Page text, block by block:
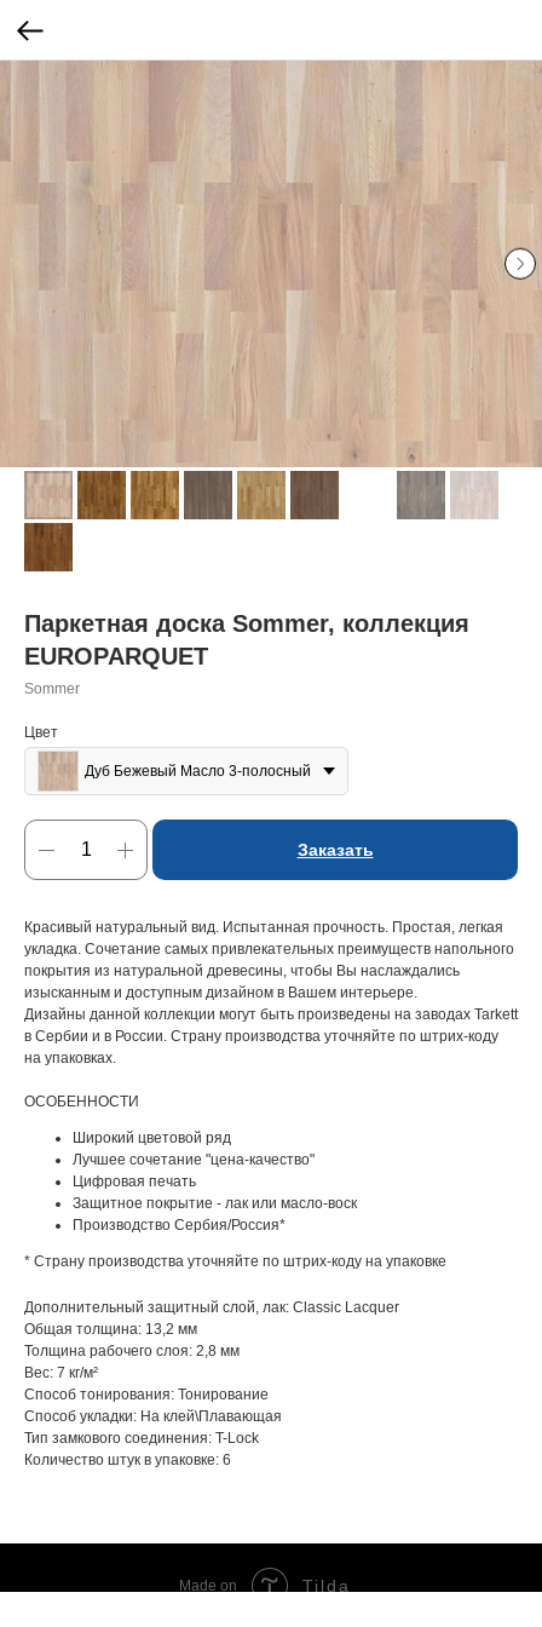
Паркетная доска Sommer, коллекция
EUROPARQUET
Sommer
Цвет
Дуб Бежевый Масло 3-полосный
Заказать
Красивый натуральный вид. Испытанная прочность. Простая, легкая
укладка. Сочетание самых привлекательных преимуществ напольного
покрытия из натуральной древесины, чтобы Вы наслаждались
изысканным и доступным дизайном в Вашем интерьере.
Дизайны данной коллекции могут быть произведены на заводах Tarkett
в Сербии и в России. Страну производства уточняйте по штрих-коду
на упаковках.
ОСОБЕННОСТИ
Широкий цветовой ряд
Лучшее сочетание "цена-качество"
Цифровая печать
Защитное покрытие - лак или масло-воск
Производство Сербия/Россия*
* Страну производства уточняйте по штрих-коду на упаковке
Дополнительный защитный слой, лак: Сlassiс Lacquer
Общая толщина: 13,2 мм
Толщина рабочего слоя: 2,8 мм
Вес: 7 кг/м²
Способ тонирования: Тонирование
Способ укладки: На клей\Плавающая
Тип замкового соединения: T-Lock
Количество штук в упаковке: 6
Made on Tilda